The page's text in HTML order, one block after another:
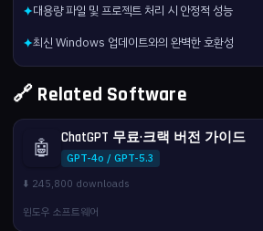
✦대용량 파일 및 프로젝트 처리 시 안정적 성능
✦최신 Windows 업데이트와의 완벽한 호환성
🔗 Related Software
🤖 ChatGPT 무료·크랙 버전 가이드
GPT-4o / GPT-5.3
⬇️ 245,800 downloads
윈도우 소프트웨어